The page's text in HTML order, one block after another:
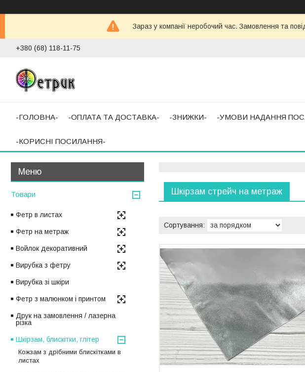
Зараз у компанії неробочий час. Замовлення та
+380 (68) 118-11-75
-ГОЛОВНА- -ОПЛАТА ТА ДОСТАВКА- -ЗНИЖКИ- -УМОВИ НАДАННЯ
-КОРИСНІ ПОСИЛАННЯ-
Шкірзам стрейч на метраж
Товари
Фетр в листах
Фетр на метраж
Войлок декоративний
Вирубка з фетру
Вирубка зі шкіри
Фетр з малюнком і принтом
Друк на замовлення / лазерна
різка
Шкірзам, блискітки, глітер
Кожзам з дрібними блискітками в
листах